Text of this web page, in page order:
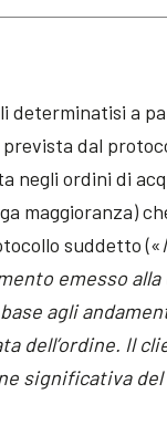
determinatisi a
dal
negli ordini di
maggioranza)
suddetto («
emesso alla
agli
dell’ordine. Il
significativa del